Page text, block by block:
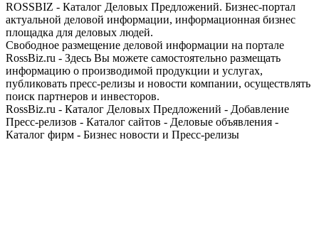
ROSSBIZ - Каталог Деловых Предложений. Бизнес-портал
актуальной деловой информации, информационная бизнес
площадка для деловых людей.
Свободное размещение деловой информации на портале
RossBiz.ru - Здесь Вы можете самостоятельно размещать
информацию о производимой продукции и услугах,
публиковать пресс-релизы и новости компании, осуществлять
поиск партнеров и инвесторов.
RossBiz.ru - Каталог Деловых Предложений - Добавление
Пресс-релизов - Каталог сайтов - Деловые объявления -
Каталог фирм - Бизнес новости и Пресс-релизы